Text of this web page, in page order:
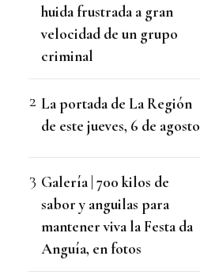
huida frustrada a gran
velocidad de un grupo
criminal
La portada de La Región
de este jueves, 6 de agosto
Galería | 700 kilos de
sabor y anguilas para
mantener viva la Festa da
Anguía, en fotos